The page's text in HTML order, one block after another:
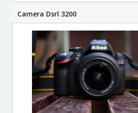
Camera Dsrl 3200